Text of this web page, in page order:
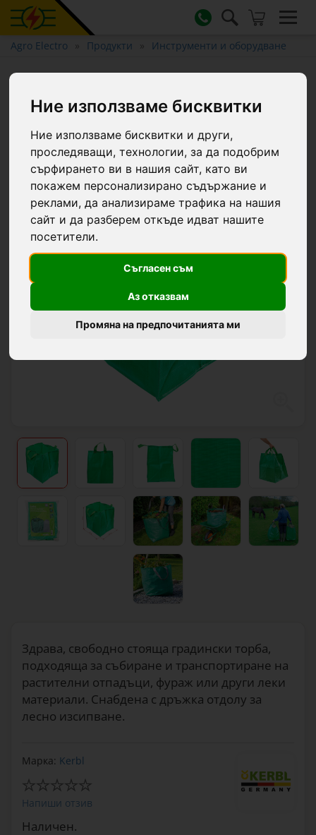
Ние използваме бисквитки
Ние използваме бисквитки и други,
проследяващи, технологии, за да подобрим
сърфирането ви в нашия сайт, като ви
покажем персонализирано съдържание и
реклами, да анализираме трафика на нашия
сайт и да разберем откъде идват нашите
посетители.
Съгласен съм
Аз отказвам
Промяна на предпочитанията ми
Agro Electro Продукти Инструменти и оборудване
120 литра
Здрава, свободно стояща градински торба,
подходяща за събиране и транспортиране на
растителни отпадъци, фураж или други леки
материали. Снабдена с дръжка отдолу за
лесно изсипване.
Марка: Kerbl
Напиши отзив
Наличен.